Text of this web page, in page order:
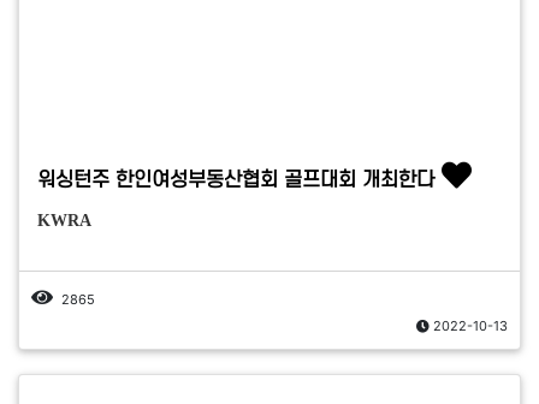
워싱턴주 한인여성부동산협회 골프대회 개최한다
KWRA
2865
2022-10-13